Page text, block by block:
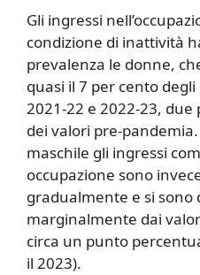
Gli ingressi
condizione di inattività
prevalenza le donne,
quasi il 7 per cento
2021-22 e 2022-23,
dei valori pre-
maschile gli ingressi
occupazione sono
gradualmente e si sono
marginalmente dai
circa un punto
il 2023).